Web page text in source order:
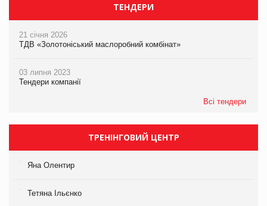
ТЕНДЕРИ
21 січня 2026
ТДВ «Золотоніський маслоробний комбінат»
03 липня 2023
Тендери компанії
Всі тендери
ТРЕНІНГОВИЙ ЦЕНТР
Яна Олентир
Тетяна Ільєнко